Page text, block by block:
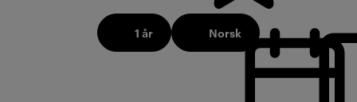
1 år Norsk